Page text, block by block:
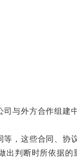
与外方合作组建
，这些合同、协
出判断时所依据的